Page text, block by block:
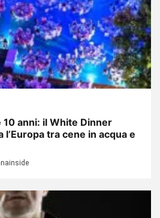
anni: il White Dinner
tra cene in acqua e